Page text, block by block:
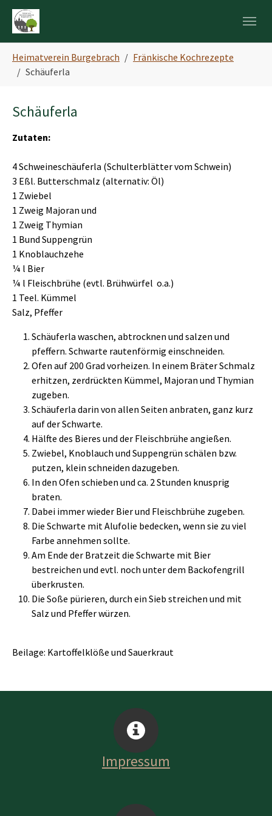
Skip to main navigation
Zum Hauptinhalt springen
Skip to page footer
Heimatverein Burgebrach
Fränkische Kochrezepte
Schäuferla
Schäuferla
Zutaten:
4 Schweineschäuferla (Schulterblätter vom Schwein)
3 Eßl. Butterschmalz (alternativ: Öl)
1 Zwiebel
1 Zweig Majoran und
1 Zweig Thymian
1 Bund Suppengrün
1 Knoblauchzehe
¼ l Bier
¼ l Fleischbrühe (evtl. Brühwürfel o.a.)
1 Teel. Kümmel
Salz, Pfeffer
Schäuferla waschen, abtrocknen und salzen und
pfeffern. Schwarte rautenförmig einschneiden.
Ofen auf 200 Grad vorheizen. In einem Bräter Schmalz
erhitzen, zerdrückten Kümmel, Majoran und Thymian
zugeben.
Schäuferla darin von allen Seiten anbraten, ganz kurz
auf der Schwarte.
Hälfte des Bieres und der Fleischbrühe angießen.
Zwiebel, Knoblauch und Suppengrün schälen bzw.
putzen, klein schneiden dazugeben.
In den Ofen schieben und ca. 2 Stunden knusprig
braten.
Dabei immer wieder Bier und Fleischbrühe zugeben.
Die Schwarte mit Alufolie bedecken, wenn sie zu viel
Farbe annehmen sollte.
Am Ende der Bratzeit die Schwarte mit Bier
bestreichen und evtl. noch unter dem Backofengrill
überkrusten.
Die Soße pürieren, durch ein Sieb streichen und mit
Salz und Pfeffer würzen.
Beilage: Kartoffelklöße und Sauerkraut
Impressum